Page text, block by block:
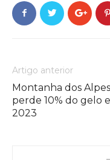
Artigo anterior
Montanha dos Alpes
perde 10% do gelo
2023